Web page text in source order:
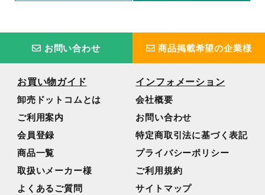
お問い合わせ 商品掲載希望の企業様
お買い物ガイド
卸売ドットコムとは
ご利用案内
会員登録
商品一覧
取扱いメーカー様
よくあるご質問
インフォメーション
会社概要
お問い合わせ
特定商取引法に基づく表記
プライバシーポリシー
ご利用規約
サイトマップ